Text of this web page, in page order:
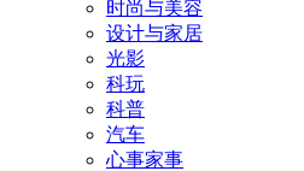
时尚与美容
设计与家居
光影
科玩
科普
汽车
心事家事